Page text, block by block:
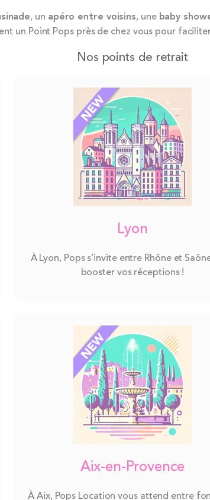
, un apéro entre voisins, une baby
un Point Pops près de chez vous pour
Nos points de retrait
Lyon
À Lyon, Pops s’invite entre Rhône et
booster vos réceptions !
Aix-en-Provence
À Aix, Pops Location vous attend entre